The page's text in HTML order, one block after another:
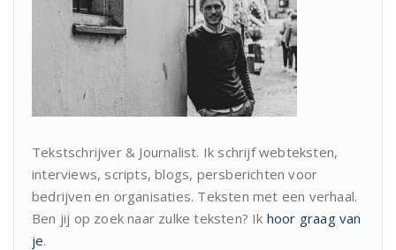
Tekstschrijver & Journalist. Ik schrijf webteksten,
interviews, scripts, blogs, persberichten voor
bedrijven en organisaties. Teksten met een verhaal.
Ben jij op zoek naar zulke teksten? Ik hoor graag van
je.